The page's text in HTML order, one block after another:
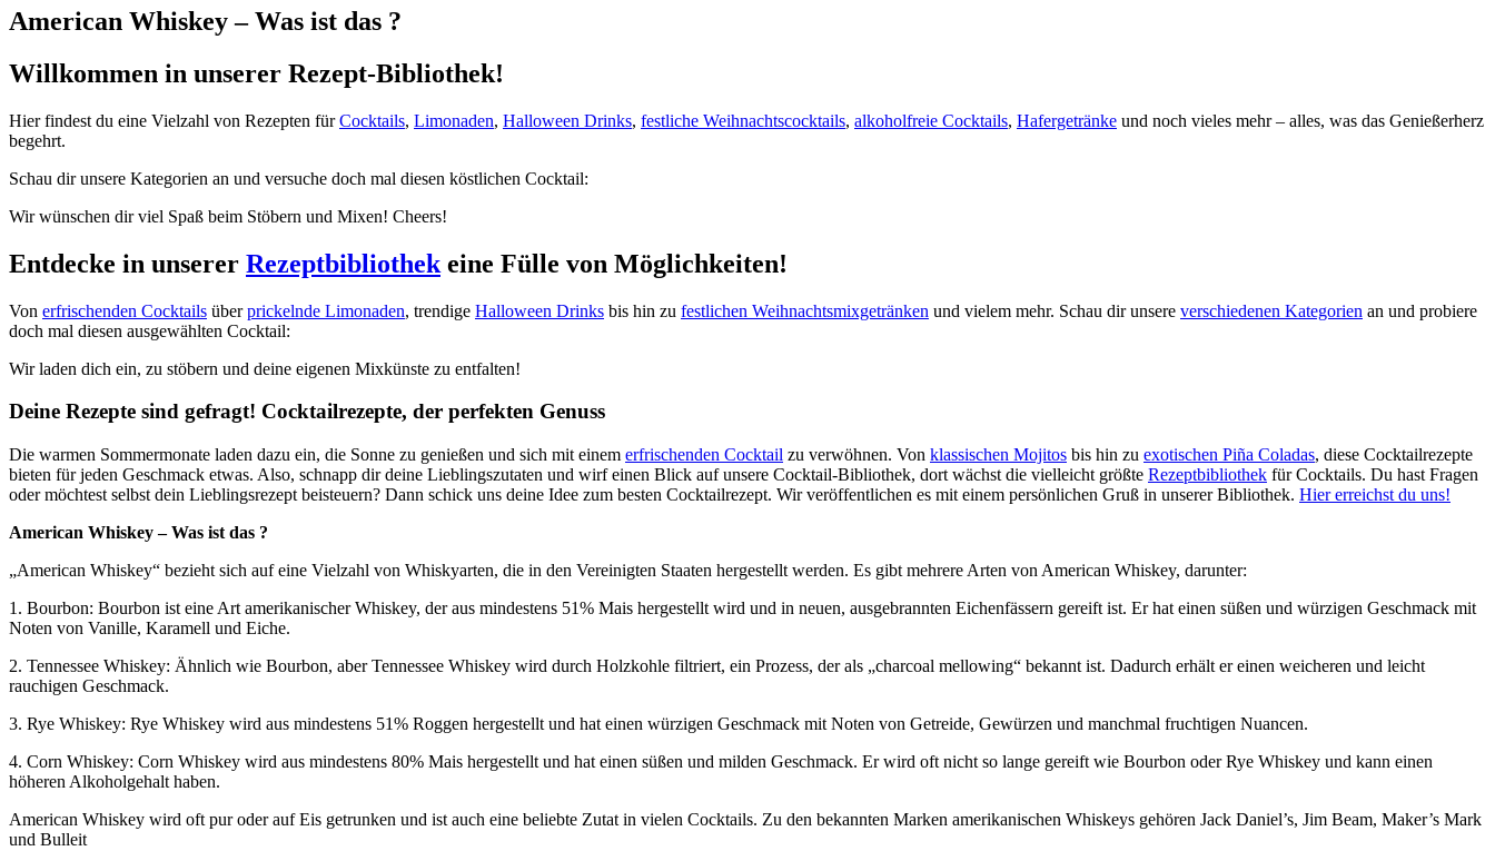
American Whiskey – Was ist das ?
Willkommen in unserer Rezept-Bibliothek!
Hier findest du eine Vielzahl von Rezepten fürCocktails, Limonaden, Halloween Drinks, festliche Weihnachtscocktails, alkoholfreie Cocktails, Hafergetränke und noch vieles mehr – alles, was das Genießerherz
begehrt.
Schau dir unsere Kategorien an und versuche doch mal diesen köstlichen Cocktail:
Wir wünschen dir viel Spaß beim Stöbern und Mixen! Cheers!
Entdecke in unserer Rezeptbibliothek eine Fülle von Möglichkeiten!
Von erfrischenden Cocktails überprickelnde Limonaden, trendige Halloween Drinks bis hin zu festlichen Weihnachtsmixgetränken und vielem mehr. Schau dir unsere verschiedenen Kategorien an und probiere
doch mal diesen ausgewählten Cocktail:
Wir laden dich ein, zu stöbern und deine eigenen Mixkünste zu entfalten!
Deine Rezepte sind gefragt! Cocktailrezepte, der perfekten Genuss
Die warmen Sommermonate laden dazu ein, die Sonne zu genießen und sich mit einem erfrischenden Cocktail zu verwöhnen. Von klassischen Mojitos bis hin zu exotischen Piña Coladas, diese Cocktailrezepte
bieten für jeden Geschmack etwas. Also, schnapp dir deine Lieblingszutaten und wirf einen Blick auf unsere Cocktail-Bibliothek, dort wächst die vielleicht größte Rezeptbibliothek für Cocktails. Du hast Fragen
oder möchtest selbst dein Lieblingsrezept beisteuern? Dann schick uns deine Idee zum besten Cocktailrezept. Wir veröffentlichen es mit einem persönlichen Gruß in unserer Bibliothek. Hier erreichst du uns!
American Whiskey – Was ist das ?
„American Whiskey“ bezieht sich auf eine Vielzahl von Whiskyarten, die in den Vereinigten Staaten hergestellt werden. Es gibt mehrere Arten von American Whiskey, darunter:
1. Bourbon: Bourbon ist eine Art amerikanischer Whiskey, der aus mindestens 51% Mais hergestellt wird und in neuen, ausgebrannten Eichenfässern gereift ist. Er hat einen süßen und würzigen Geschmack mit
Noten von Vanille, Karamell und Eiche.
2. Tennessee Whiskey: Ähnlich wie Bourbon, aber Tennessee Whiskey wird durch Holzkohle filtriert, ein Prozess, der als „charcoal mellowing“ bekannt ist. Dadurch erhält er einen weicheren und leicht
rauchigen Geschmack.
3. Rye Whiskey: Rye Whiskey wird aus mindestens 51% Roggen hergestellt und hat einen würzigen Geschmack mit Noten von Getreide, Gewürzen und manchmal fruchtigen Nuancen.
4. Corn Whiskey: Corn Whiskey wird aus mindestens 80% Mais hergestellt und hat einen süßen und milden Geschmack. Er wird oft nicht so lange gereift wie Bourbon oder Rye Whiskey und kann einen
höheren Alkoholgehalt haben.
American Whiskey wird oft pur oder auf Eis getrunken und ist auch eine beliebte Zutat in vielen Cocktails. Zu den bekannten Marken amerikanischen Whiskeys gehören Jack Daniel’s, Jim Beam, Maker’s Mark
und Bulleit